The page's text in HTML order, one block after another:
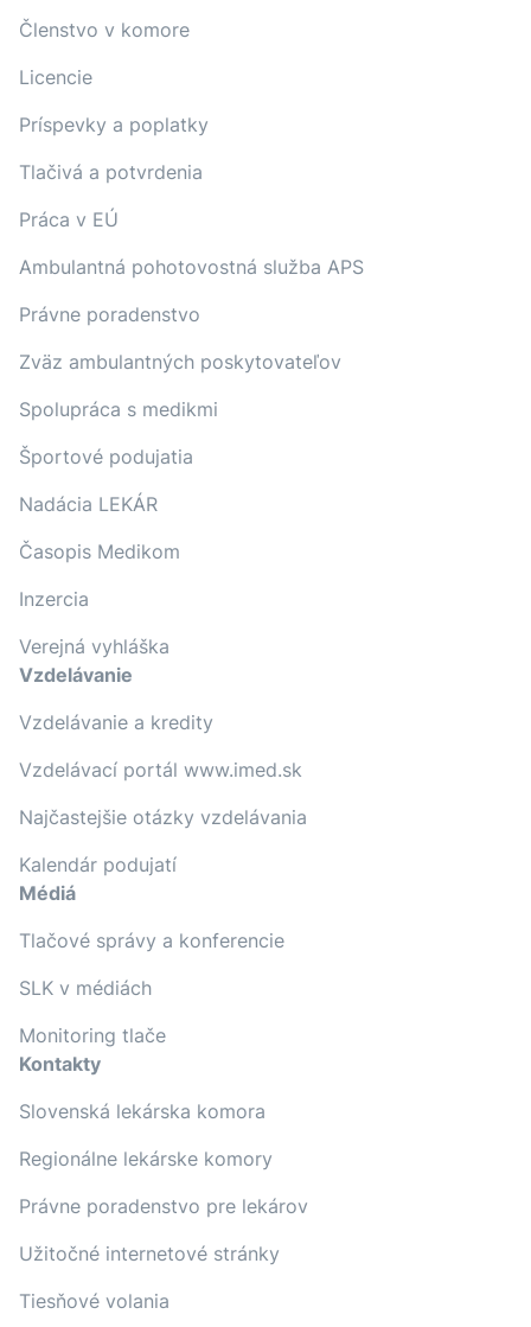
Členstvo v komore
Licencie
Príspevky a poplatky
Tlačivá a potvrdenia
Práca v EÚ
Ambulantná pohotovostná služba APS
Právne poradenstvo
Zväz ambulantných poskytovateľov
Spolupráca s medikmi
Športové podujatia
Nadácia LEKÁR
Časopis Medikom
Inzercia
Verejná vyhláška
Vzdelávanie
Vzdelávanie a kredity
Vzdelávací portál www.imed.sk
Najčastejšie otázky vzdelávania
Kalendár podujatí
Médiá
Tlačové správy a konferencie
SLK v médiách
Monitoring tlače
Kontakty
Slovenská lekárska komora
Regionálne lekárske komory
Právne poradenstvo pre lekárov
Užitočné internetové stránky
Tiesňové volania